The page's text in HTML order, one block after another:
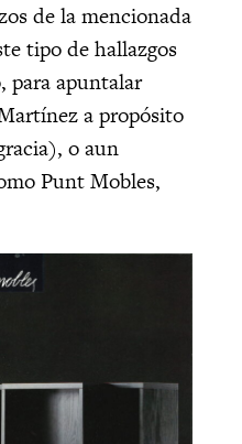
de la mencionada
tipo de hallazgos
para apuntalar
a propósito
o aun
Punt Mobles,